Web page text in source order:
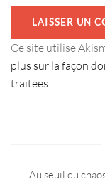
Ce site utilise
plus sur la façon
traitées
Au seuil du